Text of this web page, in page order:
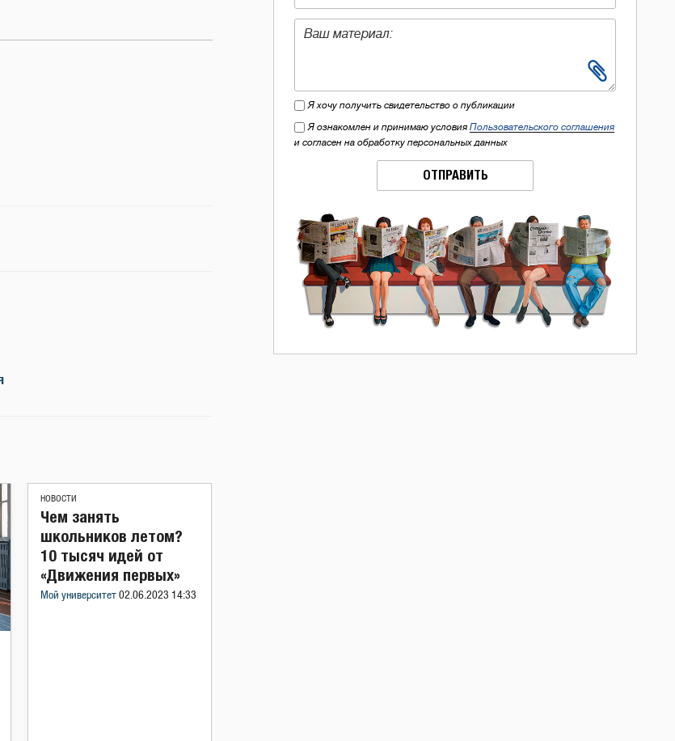
НОВОСТИ
Чем занять
школьников летом?
10 тысяч идей от
«Движения первых»
Мой университет 02.06.2023 14:33
Я хочу получить свидетельство о публикации
Я ознакомлен и принимаю условия Пользовательского соглашения
и согласен на обработку персональных данных
ОТПРАВИТЬ